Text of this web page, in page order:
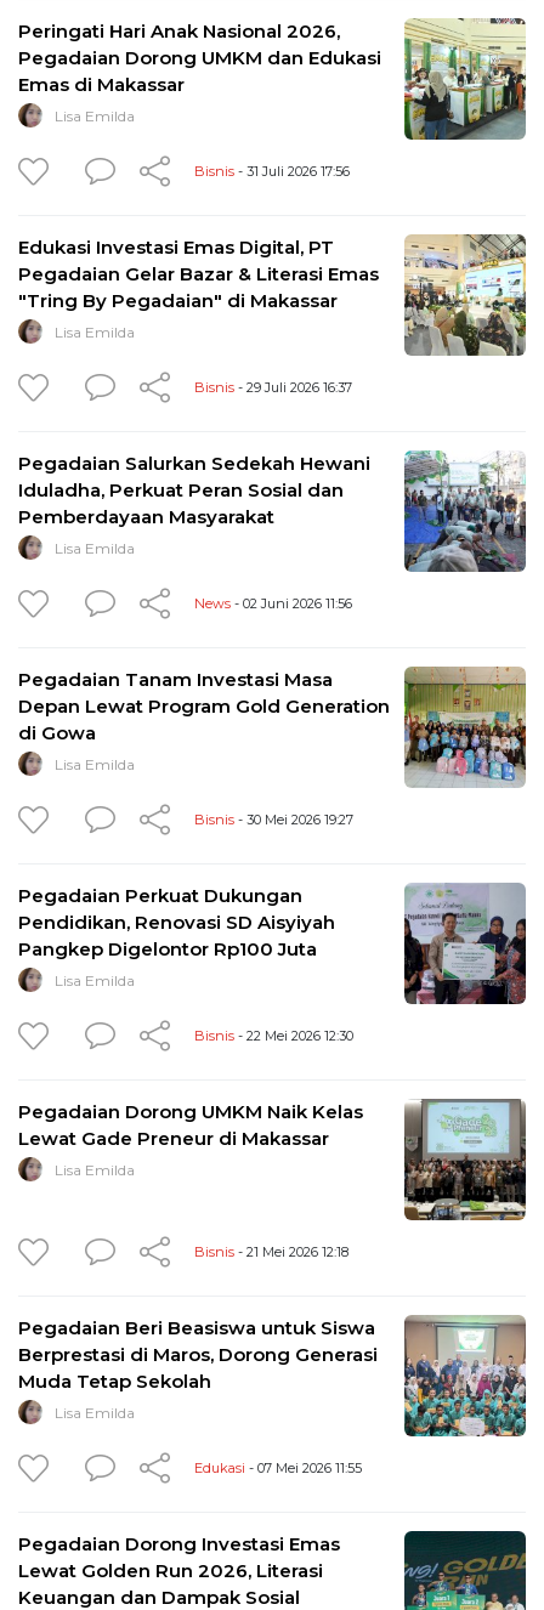
Peringati Hari Anak Nasional 2026,
Pegadaian Dorong UMKM dan Edukasi
Emas di Makassar
Lisa Emilda
Bisnis - 31 Juli 2026 17:56
Edukasi Investasi Emas Digital, PT
Pegadaian Gelar Bazar & Literasi Emas
"Tring By Pegadaian" di Makassar
Lisa Emilda
Bisnis - 29 Juli 2026 16:37
Pegadaian Salurkan Sedekah Hewani
Iduladha, Perkuat Peran Sosial dan
Pemberdayaan Masyarakat
Lisa Emilda
News - 02 Juni 2026 11:56
Pegadaian Tanam Investasi Masa
Depan Lewat Program Gold Generation
di Gowa
Lisa Emilda
Bisnis - 30 Mei 2026 19:27
Pegadaian Perkuat Dukungan
Pendidikan, Renovasi SD Aisyiyah
Pangkep Digelontor Rp100 Juta
Lisa Emilda
Bisnis - 22 Mei 2026 12:30
Pegadaian Dorong UMKM Naik Kelas
Lewat Gade Preneur di Makassar
Lisa Emilda
Bisnis - 21 Mei 2026 12:18
Pegadaian Beri Beasiswa untuk Siswa
Berprestasi di Maros, Dorong Generasi
Muda Tetap Sekolah
Lisa Emilda
Edukasi - 07 Mei 2026 11:55
Pegadaian Dorong Investasi Emas
Lewat Golden Run 2026, Literasi
Keuangan dan Dampak Sosial